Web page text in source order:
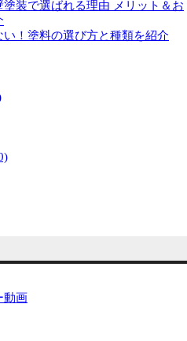
装で選ばれる理由 メリット＆お
！塗料の選び方と種類を紹介
動画